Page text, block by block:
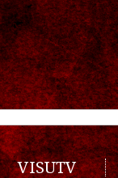
VISUTV